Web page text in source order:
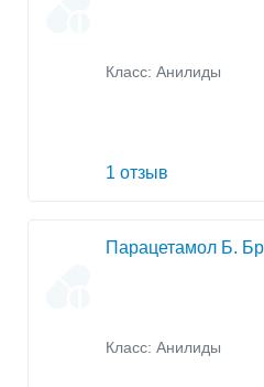
Класс: Анилиды
1 отзыв
Парацетамол Б.
Класс: Анилиды